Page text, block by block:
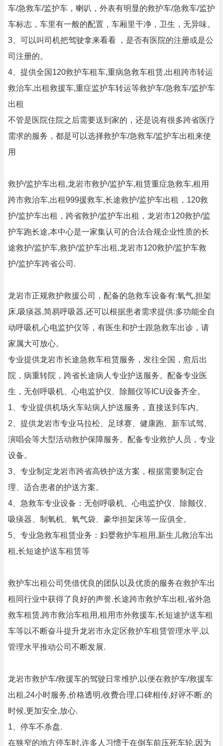
车/急救车/监护车，喇叭，外表有明显的救护车/急救车/监护
车标志，车里有一般的配置，车厢里干净，卫生，无异味。
3、可以叫司机把驾驶拿来看看 ，是否有医院的注册或是公
司注册的。
4、提供全国120救护车租车,重病急救车租赁,出租跨市转运
救治车,出租救援车,重症监护车转运等救护车/急救车/监护车
出租
不管是医院住院之后需要送到家的，还是说有很多跨省医疗
需求的服务，都是可以选择救护车/急救车/监护车出租来使
用
救护/监护车出租,龙岩市救护/监护车,租赁重症急救车,租用
跨市救治车,出租999援救车,长途救护/监护车出租，120救
护/监护车出租，跨省救护/监护车出租，龙岩市120救护/监
护车跑长途,本中心是一家集认可的合法合规企业性质的长
途救护/监护车,救护/监护车出租,龙岩市120救护/监护车救
护/监护车跨省公司.
龙岩市正规救护救援公司，配备的急救车设备有:氧气,担架
床,吸痰器,简易呼吸器,还可以根据患者需求提供:多功能全自
动呼吸机,心电监护仪等，有医生和护士跟急救车出诊，请
家属大可放心。
专业提供龙岩市长途急救车租赁服务，发往全国，愈后出
院，病重转院，跨省长途病人专业护送服务。配备专业医
生，无创呼吸机、心电监护仪、除颤仪等ICU设备齐全。
1、专业提供机场火车站病人护送服务，直接送到车内。
2、提供龙岩市专业马拉松、足球赛、健康跑、新车试驾、
演唱会等大型活动救护保障服务。配备专业救护人员，专业
设备。
3、专业制定龙岩市跨省高铁护送方案，根据需要制定合
理、适合患者的护送方案。
4、急救车专业设备：无创呼吸机、心电监护仪、除颤仪、
吸痰器、制氧机、氧气袋、豪华担架床等一应俱全。
5、专业急救车租赁业务：妇婴救护车租用,新生儿救治车出
租,长短途护送车租赁等
救护车出租公司凭借优良的团队以及优质的服务在救护车出
租同行业中获得了良好的声誉.长途跨市救护车出租,省外急
救车租赁,跨市救治车租用,租用市外救援车,长短途护送车租
车等以不断奋斗提升龙岩市永定区救护车租赁管理水平,以
管理水平推动公司不断发展.
龙岩市救护车/救援车的驾驶日常维护,以便在救护车/救援车
出租,24小时服务,价格透明,收费合理,口碑相传,好评不断.的
时候,更加安全,放心.
1、停车不杀盘.
在狭窄的地方停车时,许多人习惯于在倒车前压死车轮.因为